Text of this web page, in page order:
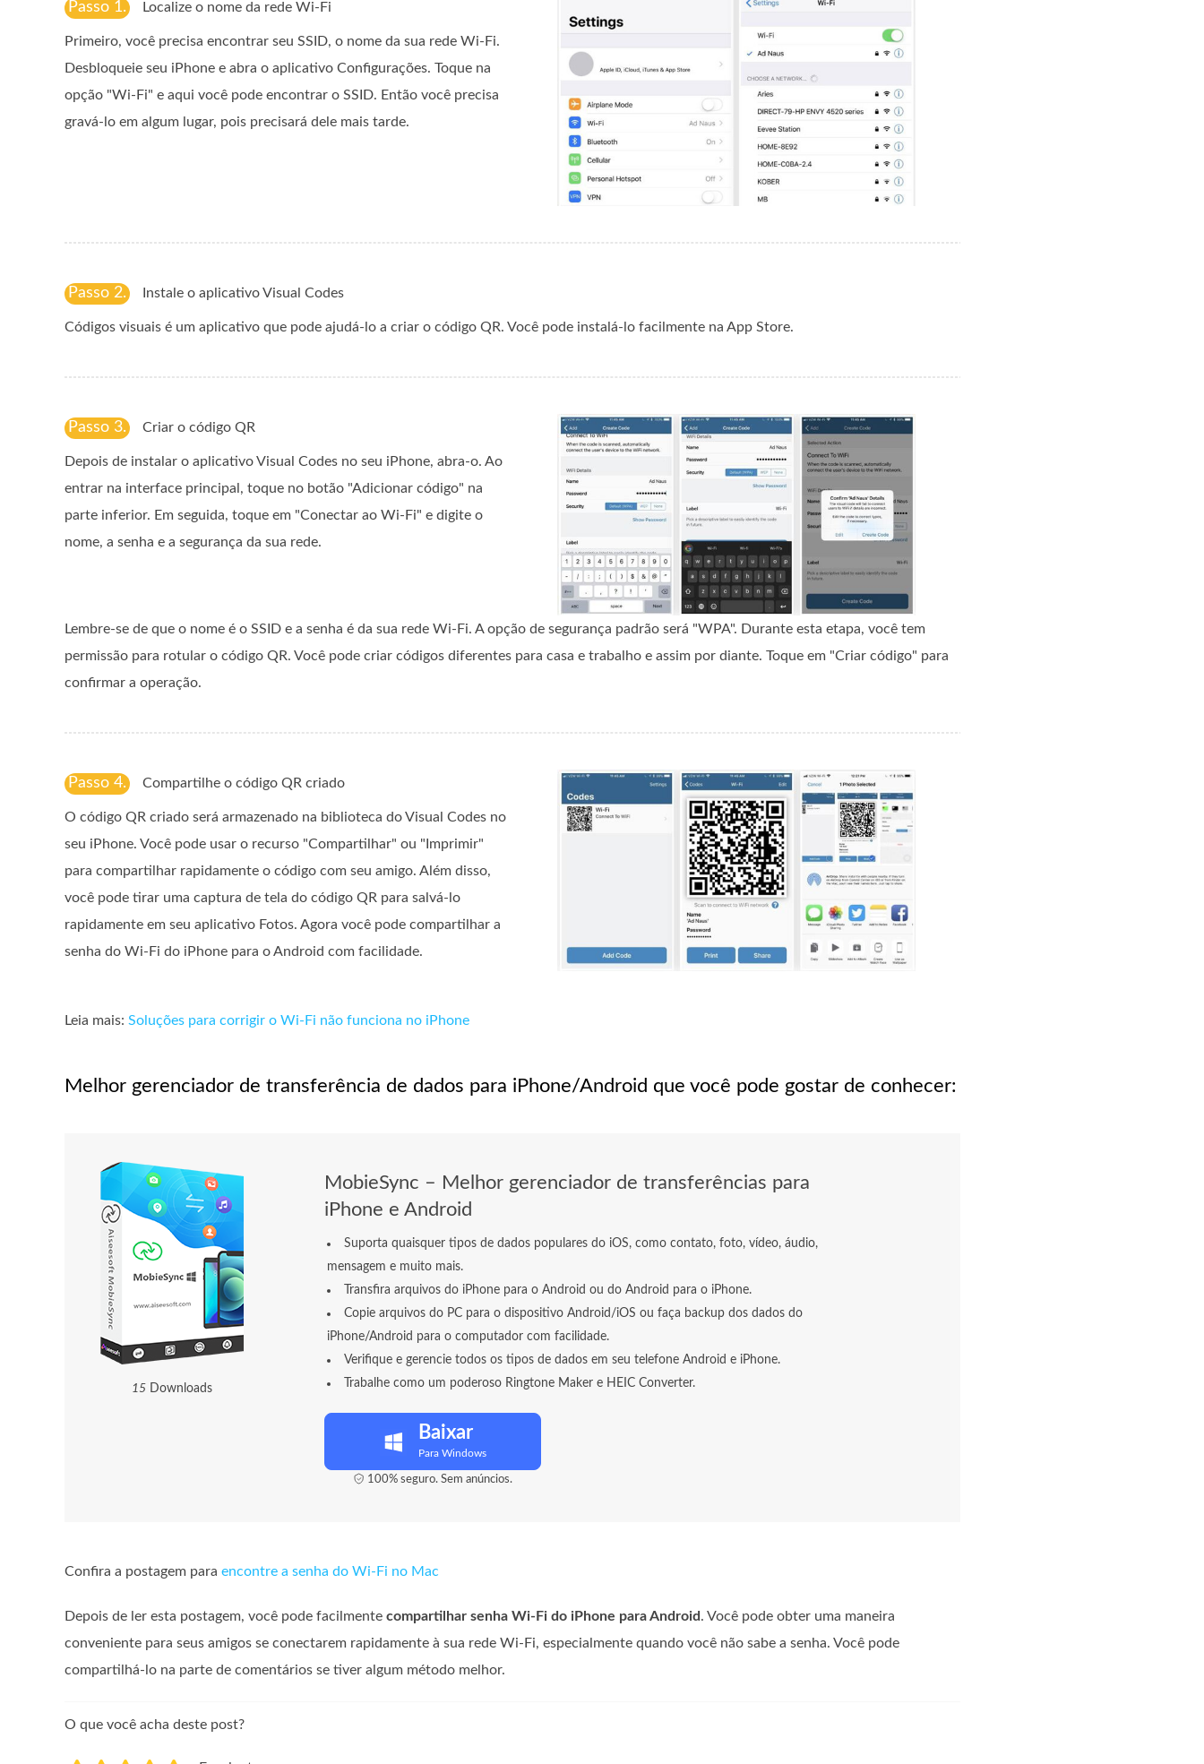
Passo 1. Localize o nome da rede Wi-Fi
Primeiro, você precisa encontrar seu SSID, o nome da sua rede Wi-Fi.
Desbloqueie seu iPhone e abra o aplicativo Configurações. Toque na
opção "Wi-Fi" e aqui você pode encontrar o SSID. Então você precisa
gravá-lo em algum lugar, pois precisará dele mais tarde.
Passo 2. Instale o aplicativo Visual Codes
Códigos visuais é um aplicativo que pode ajudá-lo a criar o código QR. Você pode instalá-lo facilmente na App Store.
Passo 3. Criar o código QR
Depois de instalar o aplicativo Visual Codes no seu iPhone, abra-o. Ao
entrar na interface principal, toque no botão "Adicionar código" na
parte inferior. Em seguida, toque em "Conectar ao Wi-Fi" e digite o
nome, a senha e a segurança da sua rede.
Lembre-se de que o nome é o SSID e a senha é da sua rede Wi-Fi. A opção de segurança padrão será "WPA". Durante esta etapa, você tem
permissão para rotular o código QR. Você pode criar códigos diferentes para casa e trabalho e assim por diante. Toque em "Criar código" para
confirmar a operação.
Passo 4. Compartilhe o código QR criado
O código QR criado será armazenado na biblioteca do Visual Codes no
seu iPhone. Você pode usar o recurso "Compartilhar" ou "Imprimir"
para compartilhar rapidamente o código com seu amigo. Além disso,
você pode tirar uma captura de tela do código QR para salvá-lo
rapidamente em seu aplicativo Fotos. Agora você pode compartilhar a
senha do Wi-Fi do iPhone para o Android com facilidade.
Leia mais: Soluções para corrigir o Wi-Fi não funciona no iPhone
Melhor gerenciador de transferência de dados para iPhone/Android que você pode gostar de conhecer:
15 Downloads
MobieSync – Melhor gerenciador de transferências para
iPhone e Android
Suporta quaisquer tipos de dados populares do iOS, como contato, foto, vídeo, áudio,
mensagem e muito mais.
Transfira arquivos do iPhone para o Android ou do Android para o iPhone.
Copie arquivos do PC para o dispositivo Android/iOS ou faça backup dos dados do
iPhone/Android para o computador com facilidade.
Verifique e gerencie todos os tipos de dados em seu telefone Android e iPhone.
Trabalhe como um poderoso Ringtone Maker e HEIC Converter.
Baixar
Para Windows
100% seguro. Sem anúncios.
Confira a postagem para encontre a senha do Wi-Fi no Mac
Depois de ler esta postagem, você pode facilmente compartilhar senha Wi-Fi do iPhone para Android. Você pode obter uma maneira
conveniente para seus amigos se conectarem rapidamente à sua rede Wi-Fi, especialmente quando você não sabe a senha. Você pode
compartilhá-lo na parte de comentários se tiver algum método melhor.
O que você acha deste post?